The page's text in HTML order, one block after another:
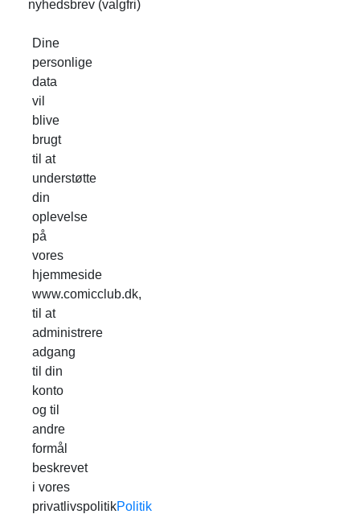
nyhedsbrev (valgfri)
Dine
personlige
data
vil
blive
brugt
til at
understøtte
din
oplevelse
på
vores
hjemmeside
www.comicclub.dk,
til at
administrere
adgang
til din
konto
og til
andre
formål
beskrevet
i vores
privatlivspolitikPolitik